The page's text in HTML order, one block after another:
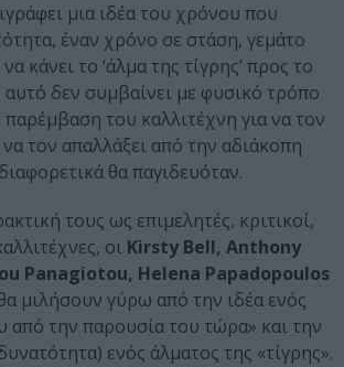
μια ιδέα του χρόνου που
έναν χρόνο σε στάση, γεμάτο
κάνει το ‘άλμα της τίγρης’ προς το
δεν συμβαίνει με φυσικό τρόπο
παρέμβαση του καλλιτέχνη για να τον
να τον απαλλάξει από την αδιάκοπη
θα παγιδευόταν.
τους ως επιμελητές, κριτικοί,
οι Kirsty Bell, Anthony
Panagiotou, Helena Papadopoulos
μιλήσουν γύρω από την ιδέα ενός
από την παρουσία του τώρα» και την
ενός άλματος της «τίγρης».